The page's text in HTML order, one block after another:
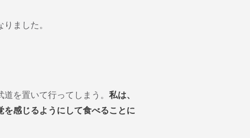
ました。
を置いて行ってしまう。 私は、
感じるようにして食べることに